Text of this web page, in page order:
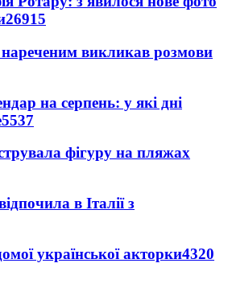
26915
викликав розмови
на серпень: у які дні
5537
фігуру на пляжах
в Італії з
української акторки4320